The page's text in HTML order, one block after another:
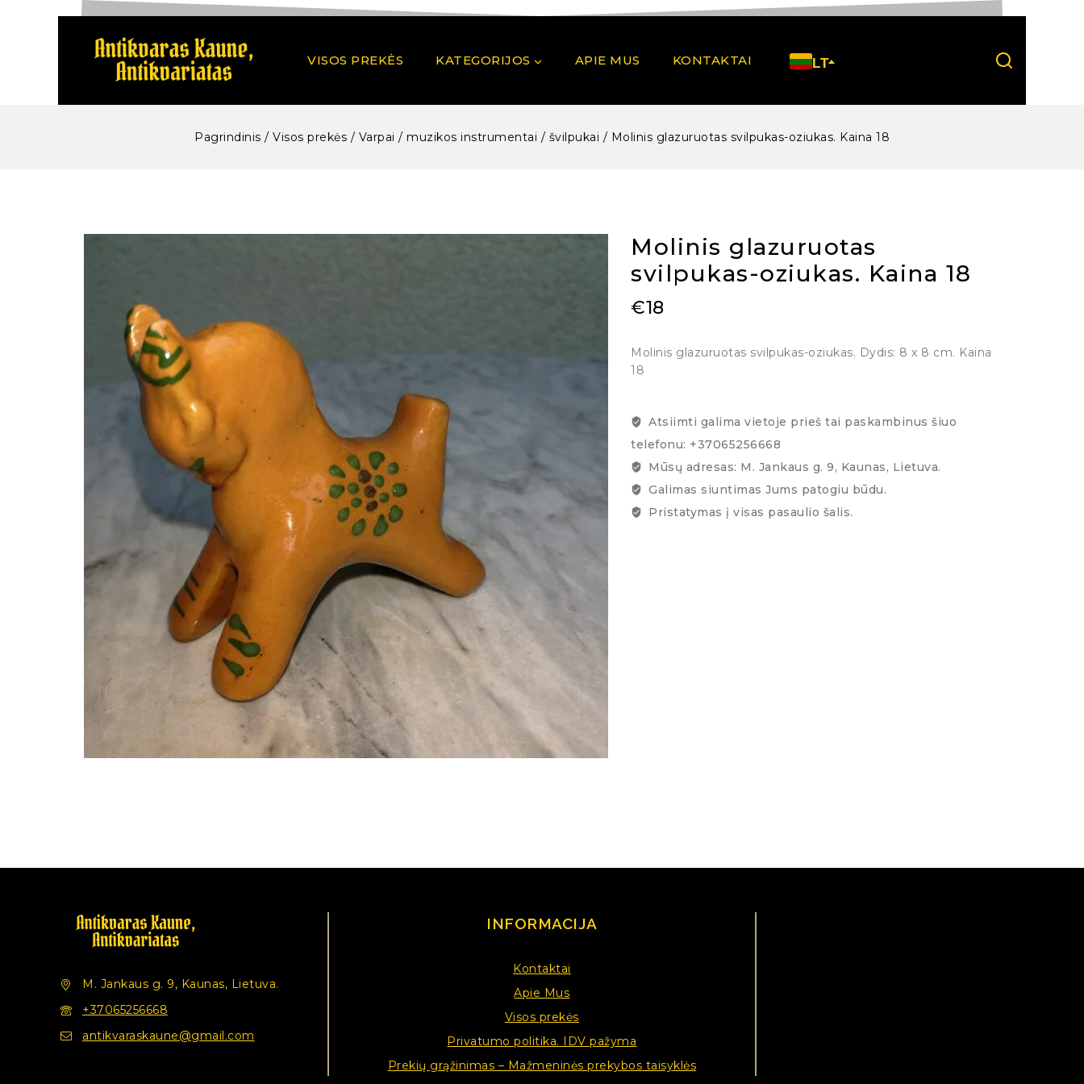
VISOS PREKĖS KATEGORIJOS APIE MUS KONTAKTAI LT
Pagrindinis / Visos prekės / Varpai / muzikos instrumentai / švilpukai / Molinis glazuruotas svilpukas-oziukas. Kaina 18
Molinis glazuruotas
svilpukas-oziukas. Kaina 18
€18
Molinis glazuruotas svilpukas-oziukas. Dydis: 8 x 8 cm. Kaina
18
Atsiimti galima vietoje prieš tai paskambinus šiuo
telefonu: +37065256668
Mūsų adresas: M. Jankaus g. 9, Kaunas, Lietuva.
Galimas siuntimas Jums patogiu būdu.
Pristatymas į visas pasaulio šalis.
M. Jankaus g. 9, Kaunas, Lietuva.
+37065256668
antikvaraskaune@gmail.com
INFORMACIJA
Kontaktai
Apie Mus
Visos prekės
Privatumo politika. IDV pažyma
Prekių grąžinimas – Mažmeninės prekybos taisyklės